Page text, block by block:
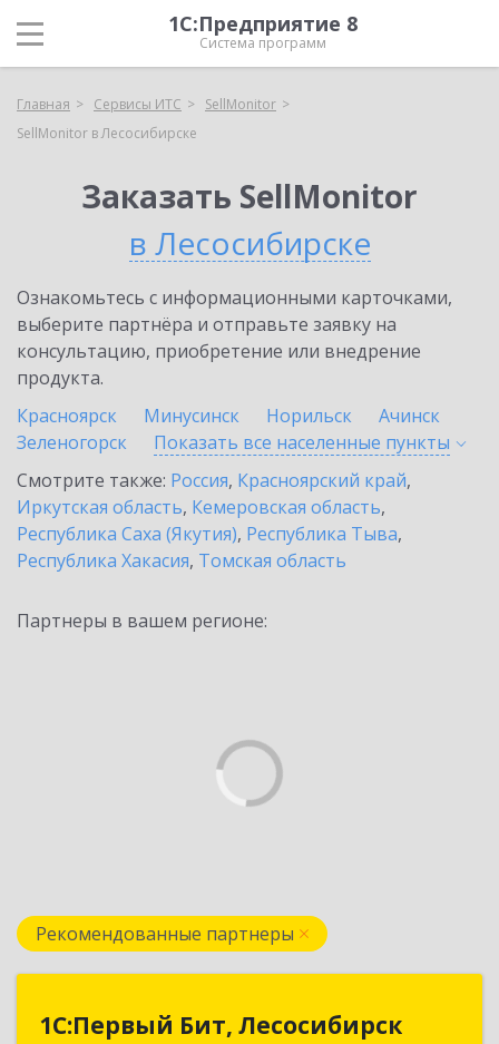
1С:Предприятие 8
Система программ
Главная Сервисы ИТС
SellMonitor
SellMonitor в Лесосибирске
Заказать SellMonitor
в Лесосибирске
Ознакомьтесь с информационными карточками,
выберите партнёра и отправьте заявку на
консультацию, приобретение или внедрение
продукта.
Красноярск
Минусинск Норильск
Ачинск
Зеленогорск
Показать все населенные пункты
Смотрите также: Россия, Красноярский край,
Иркутская область, Кемеровская область,
Республика Саха (Якутия), Республика Тыва,
Республика Хакасия, Томская область
Партнеры в вашем регионе:
Рекомендованные партнеры
1С:Первый Бит, Лесосибирск
1С:Первый Бит, Лесосибирск